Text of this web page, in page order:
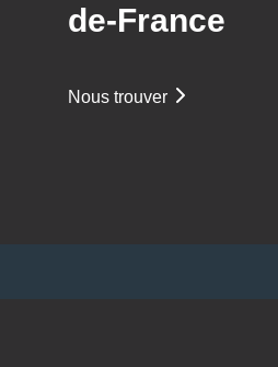
de-France
Nous trouver